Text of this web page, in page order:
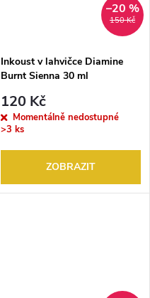
150 Kč
–20 %
Inkoust v lahvičce Diamine
Burnt Sienna 30 ml
120 Kč
Momentálně nedostupné
>3 ks
ZOBRAZIT